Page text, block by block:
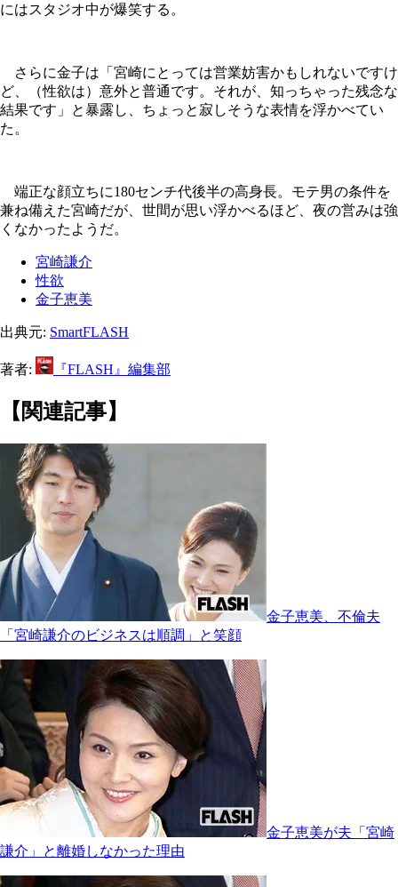
にはスタジオ中が爆笑する。
さらに金子は「宮崎にとっては営業妨害かもしれないですけ
ど、（性欲は）意外と普通です。それが、知っちゃった残念な
結果です」と暴露し、ちょっと寂しそうな表情を浮かべてい
た。
端正な顔立ちに180センチ代後半の高身長。モテ男の条件を
兼ね備えた宮崎だが、世間が思い浮かべるほど、夜の営みは強
くなかったようだ。
宮崎謙介
性欲
金子恵美
出典元: SmartFLASH
著者: 『FLASH』編集部
【関連記事】
金子恵美、不倫夫
「宮崎謙介のビジネスは順調」と笑顔
金子恵美が夫「宮崎
謙介」と離婚しなかった理由